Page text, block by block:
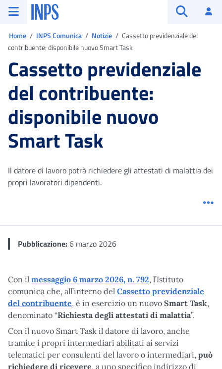
Vai al menu principale
Vai al contenuto principale
Vai al pie' di pagina
INPS ()
Home INPS Comunica Notizie
Cassetto previdenziale del
contribuente: disponibile nuovo Smart Task
Cassetto previdenziale
del contribuente:
disponibile nuovo
Smart Task
Il datore di lavoro potrà richiedere gli attestati di malattia dei
propri lavoratori dipendenti.
Pubblicazione:6 marzo 2026
Con il messaggio 6 marzo 2026, n. 792, l’Istituto
comunica che, all’interno del Cassetto previdenziale
del contribuente, è in esercizio un nuovo Smart Task,
denominato “Richiesta degli attestati di malattia”.
Con il nuovo Smart Task il datore di lavoro, anche
tramite i propri intermediari abilitati ai servizi
telematici per consulenti del lavoro o intermediari, può
richiedere di ricevere, a uno specifico indirizzo di